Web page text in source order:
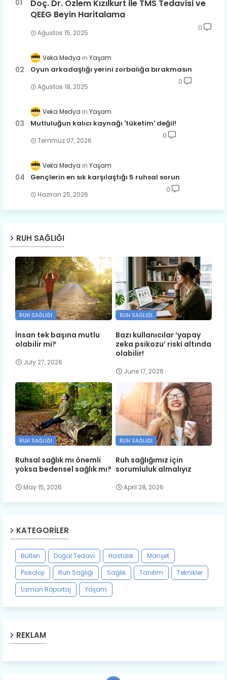
Doç. Dr. Özlem Kızılkurt ile TMS Tedavisi ve
QEEG Beyin Haritalama
Ağustos 15, 2025
0
Veka Medya Yaşam
Oyun arkadaşlığı yerini zorbalığa bırakmasın
Ağustos 18, 2025
0
Veka Medya Yaşam
Mutluluğun kalıcı kaynağı 'tüketim' değil!
Temmuz 07, 2026
0
Veka Medya Yaşam
Gençlerin en sık karşılaştığı 5 ruhsal sorun
Haziran 25, 2026
0
RUH SAĞLIĞI
RUH SAĞLIĞI
İnsan tek başına mutlu
olabilir mi?
July 27, 2026
RUH SAĞLIĞI
Bazı kullanıcılar ‘yapay
zeka psikozu’ riski altında
olabilir!
June 17, 2026
RUH SAĞLIĞI
Ruhsal sağlık mı önemli
yoksa bedensel sağlık mı?
May 15, 2026
RUH SAĞLIĞI
Ruh sağlığımız için
sorumluluk almalıyız
April 28, 2026
KATEGORILER
Bülten Doğal Tedavi Hastalık
Manşet
Psikoloji
Ruh Sağlığı Sağlık Tanıtım
Teknikler
Uzman Röportaj
Yaşam
REKLAM